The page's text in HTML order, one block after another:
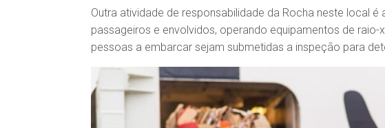
Outra atividade de responsabilidade da Rocha neste local
passageiros e envolvidos, operando equipamentos de
pessoas a embarcar sejam submetidas a inspeção para